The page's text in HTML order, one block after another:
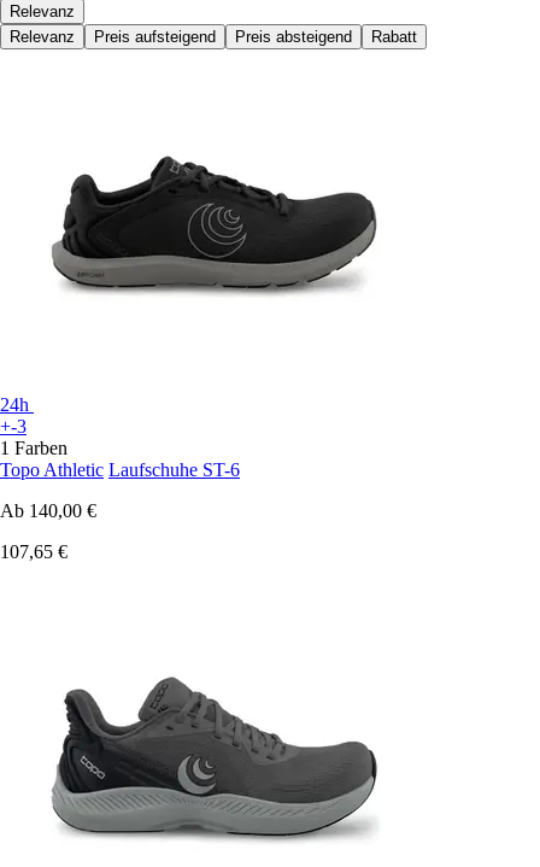
Relevanz
Relevanz
Preis aufsteigend Preis absteigend Rabatt
24h
+-3
1 Farben
Topo Athletic Laufschuhe ST-6
Ab 140,00 €
107,65 €